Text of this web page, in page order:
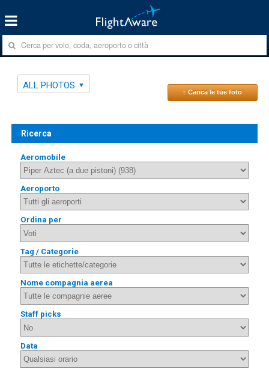
ALL PHOTOS
↑ Carica le tue foto
Ricerca
Aeromobile
Aeroporto
Ordina per
Tag / Categorie
Nome compagnia aerea
Staff picks
Data